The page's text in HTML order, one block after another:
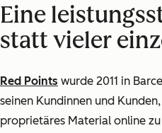
Eine
statt vieler
Red Points wurde 2011 in
seinen Kundinnen und
proprietäres Material online